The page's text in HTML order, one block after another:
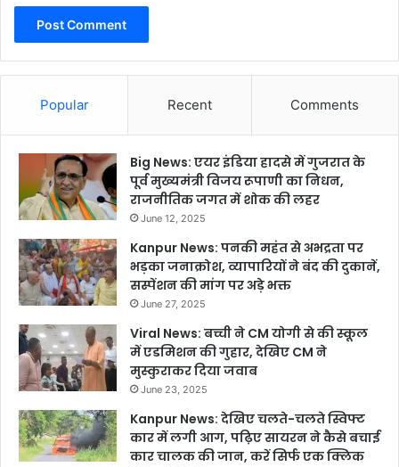
Popular Recent Comments
Big News: एयर इंडिया हादसे में गुजरात के
पूर्व मुख्यमंत्री विजय रूपाणी का निधन,
राजनीतिक जगत में शोक की लहर
June 12, 2025
Kanpur News: पनकी महंत से अभद्रता पर
भड़का जनाक्रोश, व्यापारियों ने बंद की दुकानें,
सस्पेंशन की मांग पर अड़े भक्त
June 27, 2025
Viral News: बच्ची ने CM योगी से की स्कूल
में एडमिशन की गुहार, देखिए CM ने
मुस्कुराकर दिया जवाब
June 23, 2025
Kanpur News: देखिए चलते-चलते स्विफ्ट
कार में लगी आग, पढ़िए सायरन ने कैसे बचाई
कार चालक की जान, करें सिर्फ एक क्लिक